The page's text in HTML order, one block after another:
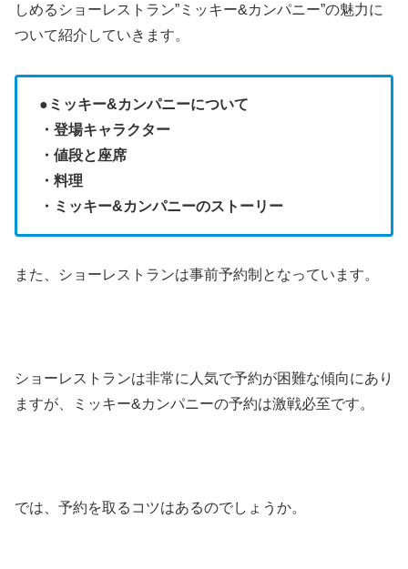
しめるショーレストラン”ミッキー&カンパニー”の魅力に
ついて紹介していきます。
● ミッキー&カンパニーについて
・登場キャラクター
・値段と座席
・料理
・ミッキー&カンパニーのストーリー
また、ショーレストランは事前予約制となっています。
ショーレストランは非常に人気で予約が困難な傾向にあり
ますが、ミッキー&カンパニーの予約は激戦必至です。
では、予約を取るコツはあるのでしょうか。